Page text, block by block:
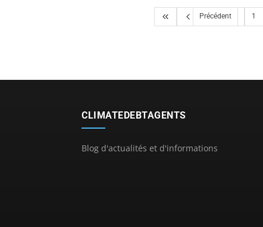
Précédent 1
CLIMATEDEBTAGENTS
Blog d'actualités et d'informations